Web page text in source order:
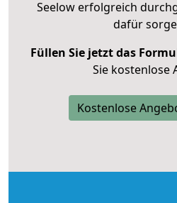
Seelow erfolgreich
dafür
Füllen Sie jetzt das
Sie kostenlose
Kostenlose